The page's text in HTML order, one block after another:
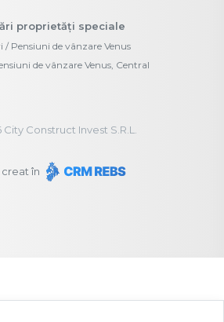
proprietăți speciale
/ Pensiuni de vânzare Venus
de vânzare Venus, Central
City Construct Invest S.R.L.
în